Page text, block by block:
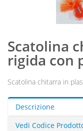
Scatolina
rigida con
Scatolina chitarra in
Descrizione
Vedi Codice